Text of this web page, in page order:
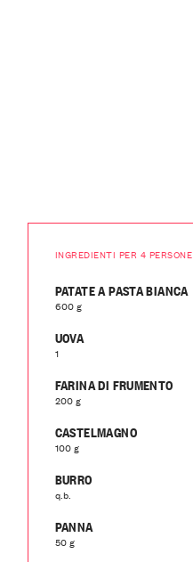
INGREDIENTI PER 4 PERSONE
PATATE A PASTA BIANCA
600 g
UOVA
1
FARINA DI FRUMENTO
200 g
CASTELMAGNO
100 g
BURRO
q.b.
PANNA
50 g